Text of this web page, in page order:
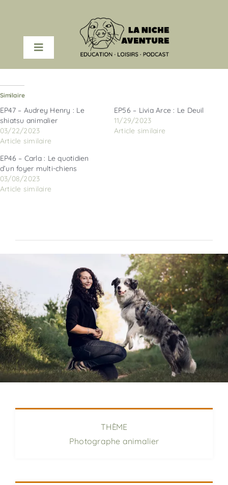
contenu
Toggle
Navigation
PODCAST
Similaire
EP47 – Audrey Henry : Le
shiatsu animalier
03/22/2023
Article similaire
EP56 – Livia Arce : Le Deuil
11/29/2023
Article similaire
EP46 – Carla : Le quotidien
d’un foyer multi-chiens
03/08/2023
Article similaire
THÈME
Photographe animalier